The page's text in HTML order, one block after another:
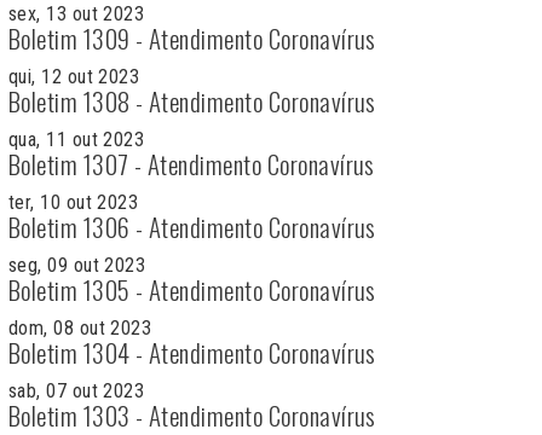
sex, 13 out 2023
Boletim 1309 - Atendimento Coronavírus
qui, 12 out 2023
Boletim 1308 - Atendimento Coronavírus
qua, 11 out 2023
Boletim 1307 - Atendimento Coronavírus
ter, 10 out 2023
Boletim 1306 - Atendimento Coronavírus
seg, 09 out 2023
Boletim 1305 - Atendimento Coronavírus
dom, 08 out 2023
Boletim 1304 - Atendimento Coronavírus
sab, 07 out 2023
Boletim 1303 - Atendimento Coronavírus